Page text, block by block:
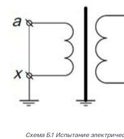
Схема Б.1 Испытание